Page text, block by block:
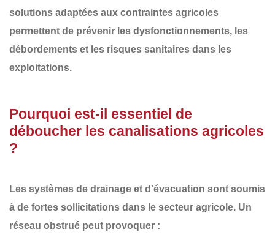
solutions adaptées aux contraintes agricoles
permettent de prévenir les dysfonctionnements, les
débordements et les risques sanitaires dans les
exploitations.
Pourquoi est-il essentiel de
déboucher les canalisations agricoles
?
Les systèmes de drainage et d'évacuation sont soumis
à de fortes sollicitations dans le secteur agricole. Un
réseau obstrué peut provoquer :